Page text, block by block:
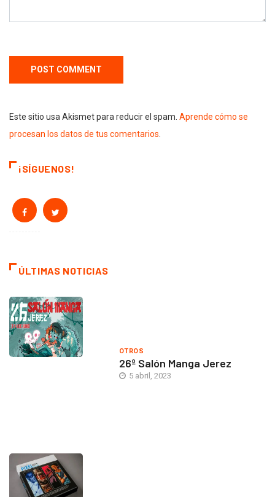
Este sitio usa Akismet para reducir el spam. Aprende cómo se
procesan los datos de tus comentarios
¡SÍGUENOS!
ÚLTIMAS NOTICIAS
OTROS
26º Salón Manga Jerez
5 abril, 2023